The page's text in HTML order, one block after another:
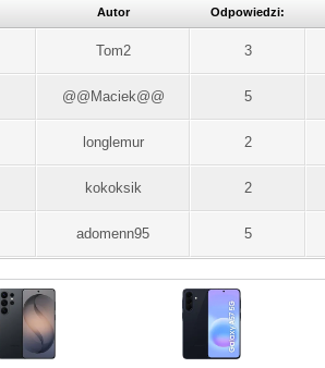
Autor Odpowiedzi:
Tom2 3
@@Maciek@@ 5
longlemur 2
kokoksik 2
adomenn95 5